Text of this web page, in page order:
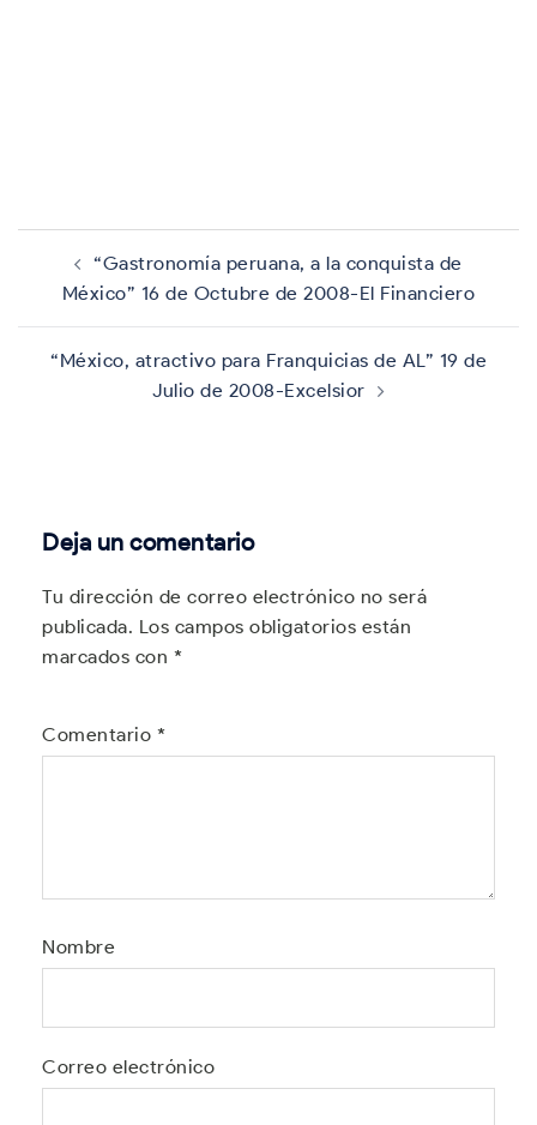
Navegación
entradas
“Gastronomía peruana, a la conquista de
México” 16 de Octubre de 2008-El Financiero
“México, atractivo para Franquicias de AL” 19 de
Julio de 2008-Excelsior
Deja un comentario
Tu dirección de correo electrónico no será
publicada. Los campos obligatorios están
marcados con *
Comentario *
Nombre
Correo electrónico